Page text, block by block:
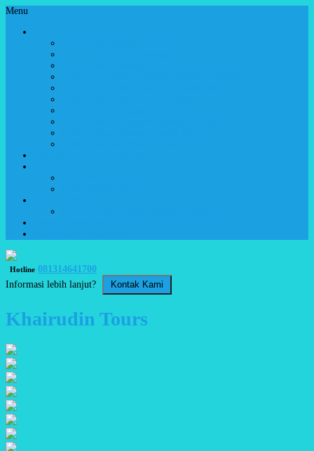
Menu
Hotline 081314641700
Informasi lebih lanjut?
Kontak Kami
Khairudin Tours